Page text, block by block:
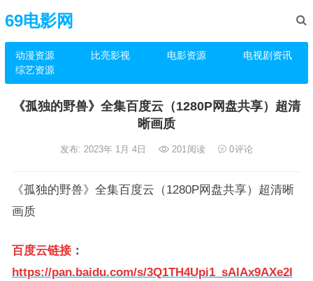
69电影网
动漫资源 比亮影视 电影资源
电视剧资讯
综艺资源
《孤独的野兽》全集百度云（1280P网盘共享）超清
晰画质
发布: 2023年 1月 4日 201阅读 0评论
《孤独的野兽》全集百度云（1280P网盘共享）超清晰
画质
百度云链接：
https://pan.baidu.com/s/3Q1TH4Upi1_sAlAx9AXe2l